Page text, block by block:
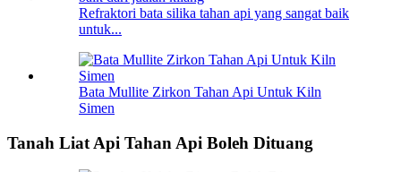
Refraktori bata silika tahan api yang sangat baik
untuk...
Bata Mullite Zirkon Tahan Api Untuk Kiln
Simen
Tanah Liat Api Tahan Api Boleh Dituang